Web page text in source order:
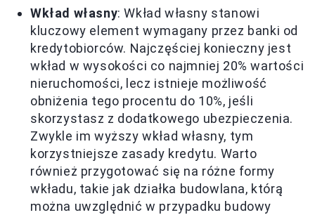
Wkład własny: Wkład własny stanowi
kluczowy element wymagany przez banki od
kredytobiorców. Najczęściej konieczny jest
wkład w wysokości co najmniej 20% wartości
nieruchomości, lecz istnieje możliwość
obniżenia tego procentu do 10%, jeśli
skorzystasz z dodatkowego ubezpieczenia.
Zwykle im wyższy wkład własny, tym
korzystniejsze zasady kredytu. Warto
również przygotować się na różne formy
wkładu, takie jak działka budowlana, którą
można uwzględnić w przypadku budowy